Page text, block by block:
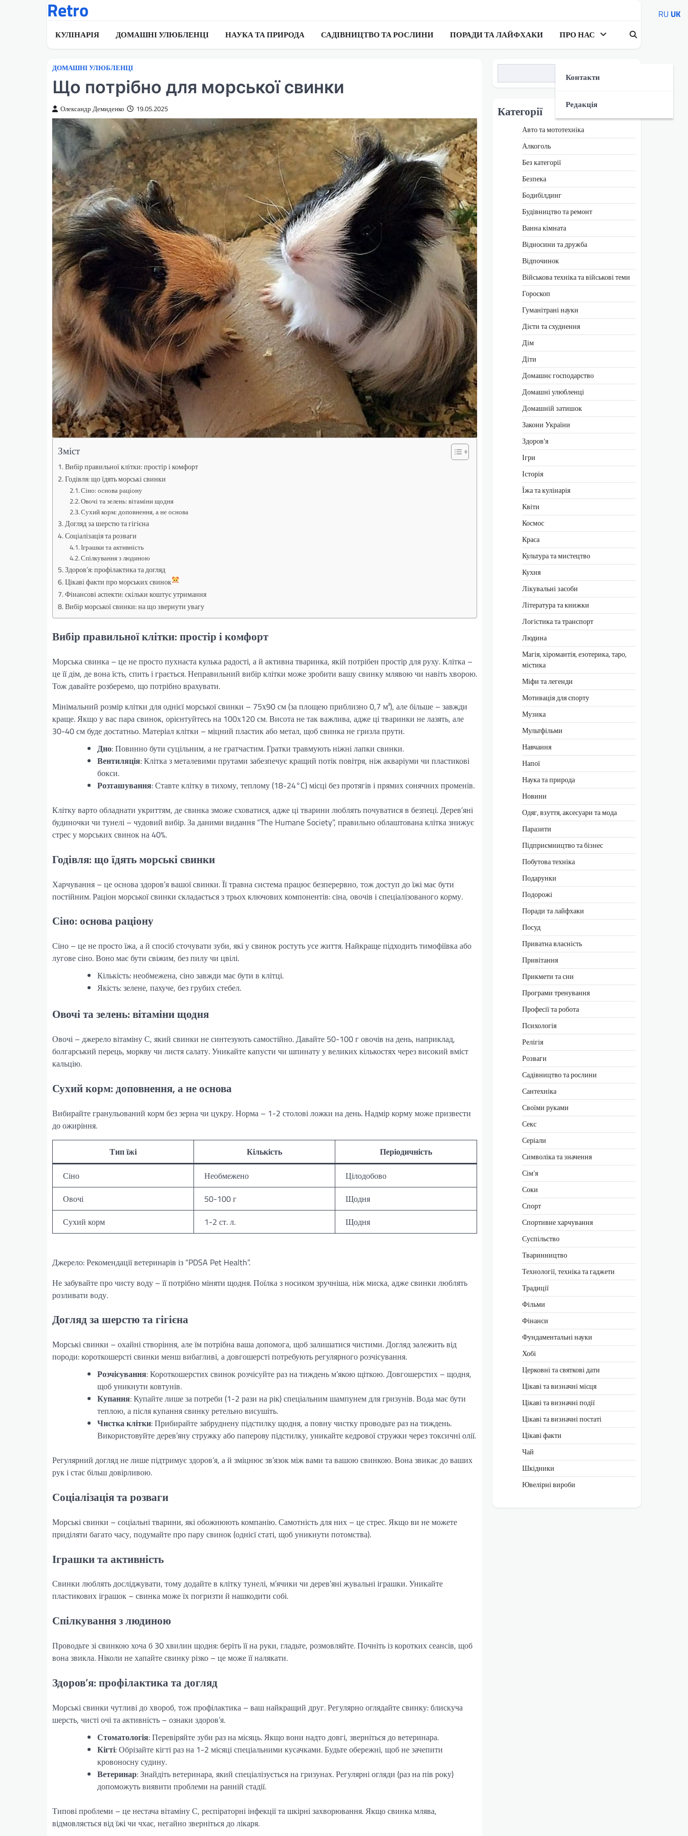
Retro
КУЛІНАРІЯ ДОМАШНІ УЛЮБЛЕНЦІ НАУКА ТА ПРИРОДА САДІВНИЦТВО ТА РОСЛИНИ ПОРАДИ ТА ЛАЙФХАКИ ПРО НАС
Контакти
Редакція
ДОМАШНІ УЛЮБЛЕНЦІ
Що потрібно для морської свинки
Олександр Демиденко 19.05.2025
Зміст
Вибір правильної клітки: простір і комфорт
Годівля: що їдять морські свинки
Сіно: основа раціону
Овочі та зелень: вітаміни щодня
Сухий корм: доповнення, а не основа
Догляд за шерстю та гігієна
Соціалізація та розваги
Іграшки та активність
Спілкування з людиною
Здоров’я: профілактика та догляд
Цікаві факти про морських свинок
Фінансові аспекти: скільки коштує утримання
Вибір морської свинки: на що звернути увагу
Вибір правильної клітки: простір і комфорт
Морська свинка – це не просто пухнаста кулька радості, а й активна тваринка, якій потрібен простір для руху. Клітка –
це її дім, де вона їсть, спить і грається. Неправильний вибір клітки може зробити вашу свинку млявою чи навіть хворою.
Тож давайте розберемо, що потрібно врахувати.
Мінімальний розмір клітки для однієї морської свинки – 75х90 см (за площею приблизно 0,7 м²), але більше – завжди
краще. Якщо у вас пара свинок, орієнтуйтесь на 100х120 см. Висота не так важлива, адже ці тваринки не лазять, але
30-40 см буде достатньо. Матеріал клітки – міцний пластик або метал, щоб свинка не гризла прути.
Дно: Повинно бути суцільним, а не гратчастим. Гратки травмують ніжні лапки свинки.
Вентиляція: Клітка з металевими прутами забезпечує кращий потік повітря, ніж акваріуми чи пластикові
бокси.
Розташування: Ставте клітку в тихому, теплому (18-24°C) місці без протягів і прямих сонячних променів.
Клітку варто обладнати укриттям, де свинка зможе сховатися, адже ці тварини люблять почуватися в безпеці. Дерев’яні
будиночки чи тунелі – чудовий вибір. За даними видання “The Humane Society”, правильно облаштована клітка знижує
стрес у морських свинок на 40%.
Годівля: що їдять морські свинки
Харчування – це основа здоров’я вашої свинки. Її травна система працює безперервно, тож доступ до їжі має бути
постійним. Раціон морської свинки складається з трьох ключових компонентів: сіна, овочів і спеціалізованого корму.
Сіно: основа раціону
Сіно – це не просто їжа, а й спосіб сточувати зуби, які у свинок ростуть усе життя. Найкраще підходить тимофіївка або
лугове сіно. Воно має бути свіжим, без пилу чи цвілі.
Кількість: необмежена, сіно завжди має бути в клітці.
Якість: зелене, пахуче, без грубих стебел.
Овочі та зелень: вітаміни щодня
Овочі – джерело вітаміну С, який свинки не синтезують самостійно. Давайте 50-100 г овочів на день, наприклад,
болгарський перець, моркву чи листя салату. Уникайте капусти чи шпинату у великих кількостях через високий вміст
кальцію.
Сухий корм: доповнення, а не основа
Вибирайте гранульований корм без зерна чи цукру. Норма – 1-2 столові ложки на день. Надмір корму може призвести
до ожиріння.
Тип їжі Кількість
Періодичність
Сіно
Необмежено
Цілодобово
Овочі
50-100 г
Щодня
Сухий корм
1-2 ст. л. Щодня
Джерело: Рекомендації ветеринарів із “PDSA Pet Health”.
Не забувайте про чисту воду – її потрібно міняти щодня. Поїлка з носиком зручніша, ніж миска, адже свинки люблять
розливати воду.
Догляд за шерстю та гігієна
Морські свинки – охайні створіння, але їм потрібна ваша допомога, щоб залишатися чистими. Догляд залежить від
породи: короткошерсті свинки менш вибагливі, а довгошерсті потребують регулярного розчісування.
Розчісування: Короткошерстих свинок розчісуйте раз на тиждень м’якою щіткою. Довгошерстих – щодня,
щоб уникнути ковтунів.
Купання: Купайте лише за потреби (1-2 рази на рік) спеціальним шампунем для гризунів. Вода має бути
теплою, а після купання свинку ретельно висушіть.
Чистка клітки: Прибирайте забруднену підстилку щодня, а повну чистку проводьте раз на тиждень.
Використовуйте дерев’яну стружку або паперову підстилку, уникайте кедрової стружки через токсичні олії.
Регулярний догляд не лише підтримує здоров’я, а й зміцнює зв’язок між вами та вашою свинкою. Вона звикає до ваших
рук і стає більш довірливою.
Соціалізація та розваги
Морські свинки – соціальні тварини, які обожнюють компанію. Самотність для них – це стрес. Якщо ви не можете
приділяти багато часу, подумайте про пару свинок (однієї статі, щоб уникнути потомства).
Іграшки та активність
Свинки люблять досліджувати, тому додайте в клітку тунелі, м’ячики чи дерев’яні жувальні іграшки. Уникайте
пластикових іграшок – свинка може їх погризти й нашкодити собі.
Спілкування з людиною
Проводьте зі свинкою хоча б 30 хвилин щодня: беріть її на руки, гладьте, розмовляйте. Почніть із коротких сеансів, щоб
вона звикла. Ніколи не хапайте свинку різко – це може її налякати.
Здоров’я: профілактика та догляд
Морські свинки чутливі до хвороб, тож профілактика – ваш найкращий друг. Регулярно оглядайте свинку: блискуча
шерсть, чисті очі та активність – ознаки здоров’я.
Стоматологія: Перевіряйте зуби раз на місяць. Якщо вони надто довгі, зверніться до ветеринара.
Кігті: Обрізайте кігті раз на 1-2 місяці спеціальними кусачками. Будьте обережні, щоб не зачепити
кровоносну судину.
Ветеринар: Знайдіть ветеринара, який спеціалізується на гризунах. Регулярні огляди (раз на пів року)
допоможуть виявити проблеми на ранній стадії.
Типові проблеми – це нестача вітаміну С, респіраторні інфекції та шкірні захворювання. Якщо свинка млява,
відмовляється від їжі чи чхає, негайно зверніться до лікаря.
Категорії
Авто та мототехніка
Алкоголь
Без категорії
Безпека
Бодибілдинг
Будівництво та ремонт
Ванна кімната
Відносини та дружба
Відпочинок
Військова техніка та військові теми
Гороскоп
Гуманітрані науки
Дієти та схуднення
Дім
Діти
Домашнє господарство
Домашні улюбленці
Домашній затишок
Закони України
Здоров'я
Ігри
Історія
Їжа та кулінарія
Квіти
Космос
Краса
Культура та мистецтво
Кухня
Лікувальні засоби
Література та книжки
Логістика та транспорт
Людина
Магія, хіромантія, езотерика, таро,
містика
Міфи та легенди
Мотивація для спорту
Музика
Мультфільми
Навчання
Напої
Наука та природа
Новини
Одяг, взуття, аксесуари та мода
Паразити
Підприємництво та бізнес
Побутова техніка
Подарунки
Подорожі
Поради та лайфхаки
Посуд
Приватна власність
Привітання
Прикмети та сни
Програми тренування
Професії та робота
Психологія
Релігія
Розваги
Садівництво та рослини
Сантехніка
Своїми руками
Секс
Серіали
Символіка та значення
Сім’я
Соки
Спорт
Спортивне харчування
Суспільство
Тваринництво
Технології, техніка та гаджети
Традиції
Фільми
Фінанси
Фундаментальні науки
Хобі
Церковні та святкові дати
Цікаві та визначні місця
Цікаві та визначні події
Цікаві та визначні постаті
Цікаві факти
Чай
Шкідники
Ювелірні вироби
RU UK